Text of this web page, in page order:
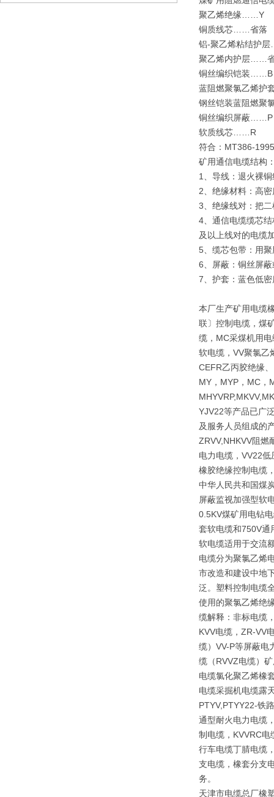
聚乙烯绝缘
铜质线芯……省
铝-聚乙烯粘结
聚乙烯内护层……
铜丝编织铠装
蓝阻燃聚氯乙烯
钢丝铠装蓝阻燃
铜丝编织屏蔽
软质线芯……R
符合：MT386-
矿用通信电缆结构
1、导线：退火裸
2、绝缘材料：高
3、绝缘线对：把
4、通信电缆缆芯
及以上线对的电
5、缆芯包带：
6、屏蔽：铜丝屏
7、护套：蓝色低
本厂生产矿用电缆
联〕控制电缆，煤
缆，MC采煤机用
软电缆，VV聚氯乙
CEFR乙丙胶绝缘
MY，MYP，MC，
YJV22等产品已广
及服务人员组成的
ZRVV,NHKVV阻燃
电力电缆，VV22
橡胶绝缘控制电缆
中华人民共和国煤
屏蔽监视加强型软
0.5KV煤矿用电钻
套软电缆和750V通
软电缆适用于交流
电缆分为聚氯乙烯
市改造和建设中地
泛。塑料控制电缆
使用的聚氯乙烯绝
缆解释：非标电缆
KVV电缆，ZR-VV
缆）VV-P等屏蔽电
缆（RVVZ电缆）
电缆氯化聚乙烯橡
电缆采掘机电缆露
PTYV,PTYY22-铁
通型耐火电力电缆
制电缆，KVVRC
行车电缆丁腈电缆
支电缆，橡套分支
务。
天津市电缆总厂橡